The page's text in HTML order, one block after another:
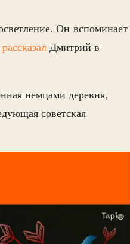
Он вспоминает
рассказал Дмитрий в
немцами деревня,
советская